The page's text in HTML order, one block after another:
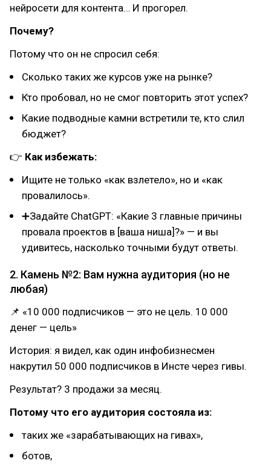
нейросети для контента… И прогорел.
Почему?
Потому что он не спросил себя:
Сколько таких же курсов уже на рынке?
Кто пробовал, но не смог повторить этот успех?
Какие подводные камни встретили те, кто слил
бюджет?
👉 Как избежать:
Ищите не только «как взлетело», но и «как
провалилось».
➕Задайте ChatGPT: «Какие 3 главные причины
провала проектов в [ваша ниша]?» — и вы
удивитесь, насколько точными будут ответы.
2. Камень №2: Вам нужна аудитория (но не
любая)
📌 «10 000 подписчиков — это не цель. 10 000
денег — цель»
История: я видел, как один инфобизнесмен
накрутил 50 000 подписчиков в Инсте через гивы.
Результат? 3 продажи за месяц.
Потому что его аудитория состояла из:
таких же «зарабатывающих на гивах»,
ботов,